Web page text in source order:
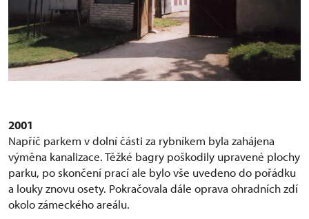
2001
Napříč parkem v dolní části za rybníkem byla zahájena
výměna kanalizace. Těžké bagry poškodily upravené plochy
parku, po skončení prací ale bylo vše uvedeno do pořádku
a louky znovu osety. Pokračovala dále oprava ohradních zdí
okolo zámeckého areálu.